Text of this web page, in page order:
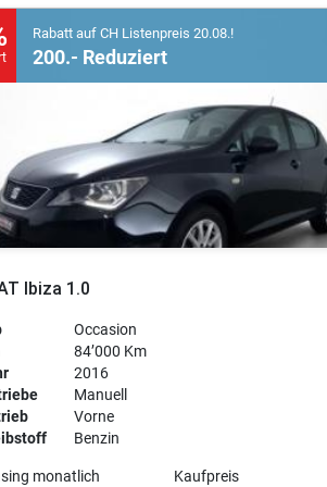
Seat und vereinbaren Sie
beraten Sie gerne online,
Rabatt auf CH Listenpreis 20.08.!
200.- Reduziert
Ibiza 1.0
Occasion
84’000 Km
2016
Manuell
Vorne
Benzin
monatlich Kaufpreis